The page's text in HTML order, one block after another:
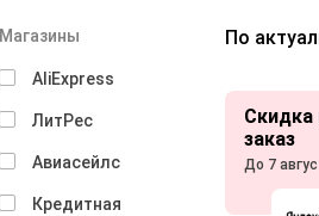
Магазины
AliExpress
ЛитРес
Авиасейлс
Кредитная
По
Скидка
заказ
До 7